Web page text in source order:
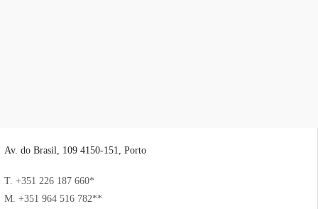
Av. do Brasil, 109 4150-151, Porto
T. +351 226 187 660*
M. +351 964 516 782**